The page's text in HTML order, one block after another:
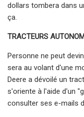
dollars tombera dans
ça.
TRACTEURS
Personne ne peut
sera au volant d'une
Deere a dévoilé un
s'oriente à l'aide d'un
consulter ses e-mails